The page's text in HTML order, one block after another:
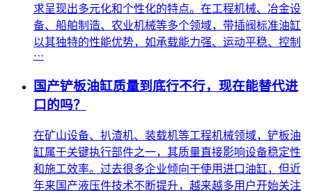
求呈现出多元化和个性化的特点。在工程机械、冶金设
备、船舶制造、农业机械等多个领域，带插阀标准油缸
以其独特的性能优势，如承载能力强、运动平稳、控制
···
国产铲板油缸质量到底行不行，现在能替代进
口的吗？
在矿山设备、扒渣机、装载机等工程机械领域，铲板油
缸属于关键执行部件之一，其质量直接影响设备稳定性
和施工效率。过去很多企业倾向于使用进口油缸，但近
年来国产液压件技术不断提升，越来越多用户开始关注